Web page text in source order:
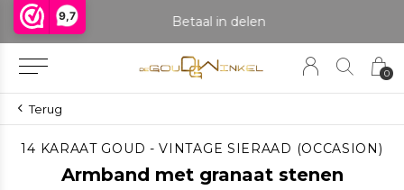
9,7
0
Betaal in delen
Terug
14 KARAAT GOUD - VINTAGE SIERAAD (OCCASION)
Armband met granaat stenen